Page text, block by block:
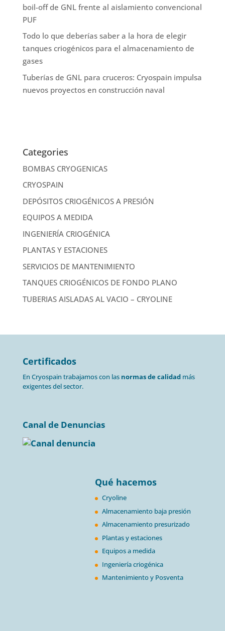
boil-off de GNL frente al aislamiento convencional
PUF
Todo lo que deberías saber a la hora de elegir
tanques criogénicos para el almacenamiento de
gases
Tuberías de GNL para cruceros: Cryospain impulsa
nuevos proyectos en construcción naval
Categories
BOMBAS CRYOGENICAS
CRYOSPAIN
DEPÓSITOS CRIOGÉNICOS A PRESIÓN
EQUIPOS A MEDIDA
INGENIERÍA CRIOGÉNICA
PLANTAS Y ESTACIONES
SERVICIOS DE MANTENIMIENTO
TANQUES CRIOGÉNICOS DE FONDO PLANO
TUBERIAS AISLADAS AL VACIO – CRYOLINE
Certificados
En Cryospain trabajamos con las normas de calidadmás
exigentes del sector.
Canal de Denuncias
Qué hacemos
Cryoline
Almacenamiento baja presión
Almacenamiento presurizado
Plantas y estaciones
Equipos a medida
Ingeniería criogénica
Mantenimiento y Posventa